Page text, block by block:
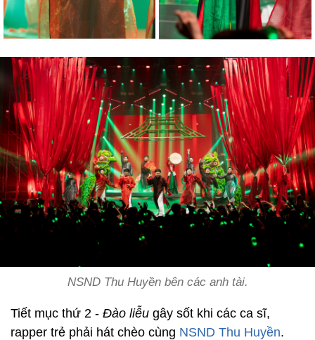
NSND Thu Huyền bên các anh tài.
Tiết mục thứ 2 - Đào liễu gây sốt khi các ca sĩ,
rapper trẻ phải hát chèo cùng NSND Thu Huyền.